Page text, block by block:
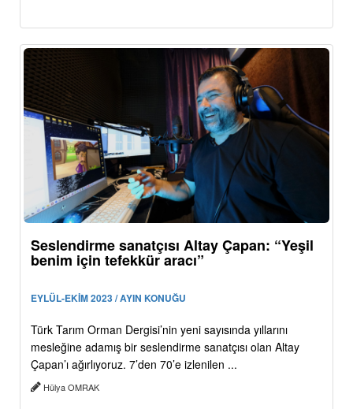
Seslendirme sanatçısı Altay Çapan: “Yeşil
benim için tefekkür aracı”
EYLÜL-EKİM 2023 / AYIN KONUĞU
Türk Tarım Orman Dergisi’nin yeni sayısında yıllarını
mesleğine adamış bir seslendirme sanatçısı olan Altay
Çapan’ı ağırlıyoruz. 7’den 70’e izlenilen ...
Hülya OMRAK